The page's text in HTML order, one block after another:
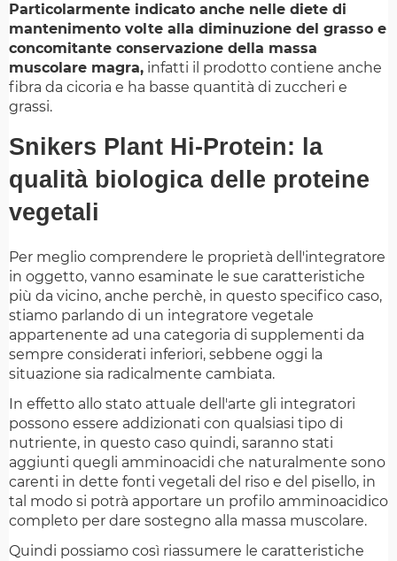
Particolarmente indicato anche nelle diete di
mantenimento volte alla diminuzione del grasso e
concomitante conservazione della massa
muscolare magra, infatti il prodotto contiene anche
fibra da cicoria e ha basse quantità di zuccheri e
grassi.
Snikers Plant Hi-Protein: la
qualità biologica delle proteine
vegetali
Per meglio comprendere le proprietà dell'integratore
in oggetto, vanno esaminate le sue caratteristiche
più da vicino, anche perchè, in questo specifico caso,
stiamo parlando di un integratore vegetale
appartenente ad una categoria di supplementi da
sempre considerati inferiori, sebbene oggi la
situazione sia radicalmente cambiata.
In effetto allo stato attuale dell'arte gli integratori
possono essere addizionati con qualsiasi tipo di
nutriente, in questo caso quindi, saranno stati
aggiunti quegli amminoacidi che naturalmente sono
carenti in dette fonti vegetali del riso e del pisello, in
tal modo si potrà apportare un profilo amminoacidico
completo per dare sostegno alla massa muscolare.
Quindi possiamo così riassumere le caratteristiche